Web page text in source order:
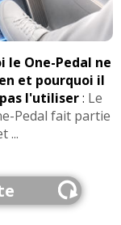
le One-Pedal ne
et pourquoi il
l'utiliser: Le
Pedal fait partie
...